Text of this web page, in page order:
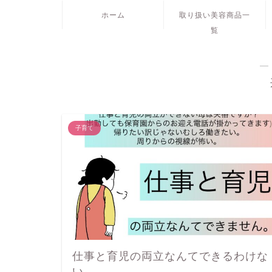
ホーム
取り扱い美容商品一
覧
―
子育て
仕事と育児の両立なんてできるわけな